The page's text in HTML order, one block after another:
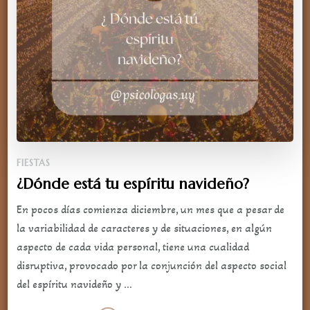
FIESTAS
¿Dónde está tu espíritu navideño?
En pocos días comienza diciembre, un mes que a pesar de
la variabilidad de caracteres y de situaciones, en algún
aspecto de cada vida personal, tiene una cualidad
disruptiva, provocado por la conjunción del aspecto social
del espíritu navideño y …